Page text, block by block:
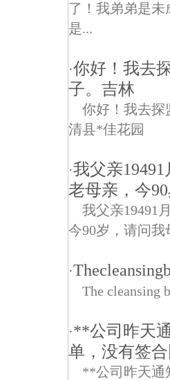
了！我弟弟是
是...
·你好！我去
子。吉林
你好！我去探
清县*佳花园
·我父亲
老母亲，今
我父亲19491
今90岁，请问
·
The cleansing
·**公司昨天
单，没有签
**公司昨天通